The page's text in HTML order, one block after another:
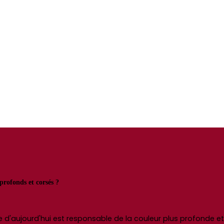
et corsés ?
est responsable de la couleur plus profonde